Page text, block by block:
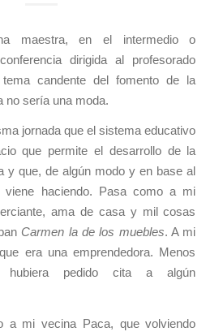
maestra, en el intermedio o
dirigida al profesorado
candente del fomento de la
no sería una moda.
jornada que el sistema educativo
que permite el desarrollo de la
y que, de algún modo y en base al
viene haciendo. Pasa como a mi
ama de casa y mil cosas
Carmen la de los muebles. A mi
era una emprendedora. Menos
hubiera pedido cita a algún
a mi vecina Paca, que volviendo